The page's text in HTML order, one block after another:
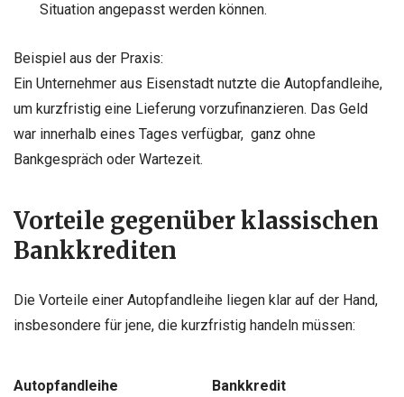
Situation angepasst werden können.
Beispiel aus der Praxis:
Ein Unternehmer aus Eisenstadt nutzte die Autopfandleihe,
um kurzfristig eine Lieferung vorzufinanzieren. Das Geld
war innerhalb eines Tages verfügbar, ganz ohne
Bankgespräch oder Wartezeit.
Vorteile gegenüber klassischen
Bankkrediten
Die Vorteile einer Autopfandleihe liegen klar auf der Hand,
insbesondere für jene, die kurzfristig handeln müssen:
Autopfandleihe Bankkredit